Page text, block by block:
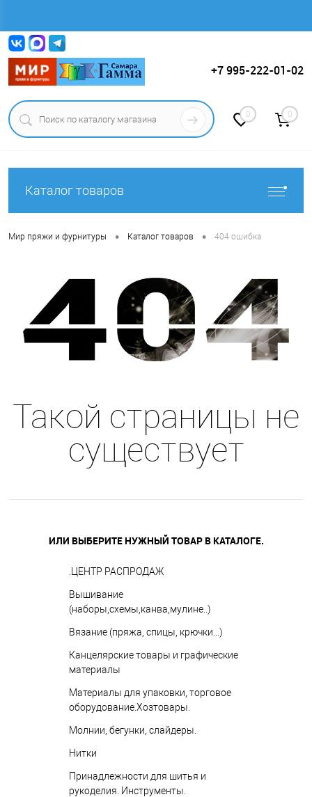
+7 995-222-01-02
0 0
Каталог товаров
Мир пряжи и фурнитуры • Каталог товаров • 404 ошибка
Такой страницы не
существует
ИЛИ ВЫБЕРИТЕ НУЖНЫЙ ТОВАР В КАТАЛОГЕ.
.ЦЕНТР РАСПРОДАЖ
Вышивание
(наборы,схемы,канва,мулине..)
Вязание (пряжа, спицы, крючки...)
Канцелярские товары и графические
материалы
Материалы для упаковки, торговое
оборудование.Хозтовары.
Молнии, бегунки, слайдеры.
Нитки
Принадлежности для шитья и
рукоделия. Инструменты.